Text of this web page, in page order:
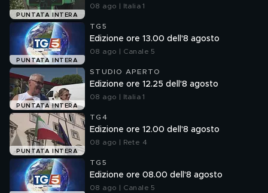
PUNTATA INTERA
08 ago | Italia 1
PUNTATA INTERA
TG5
Edizione ore 13.00 dell'8 agosto
08 ago | Canale 5
PUNTATA INTERA
STUDIO APERTO
Edizione ore 12.25 dell'8 agosto
08 ago | Italia 1
PUNTATA INTERA
TG4
Edizione ore 12.00 dell'8 agosto
08 ago | Rete 4
TG5
Edizione ore 08.00 dell'8 agosto
08 ago | Canale 5